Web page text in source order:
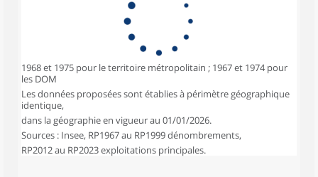
1968 et 1975 pour le territoire métropolitain ; 1967 et 1974 pour
les DOM
Les données proposées sont établies à périmètre géographique
identique,
dans la géographie en vigueur au 01/01/2026.
Sources : Insee, RP1967 au RP1999 dénombrements,
RP2012 au RP2023 exploitations principales.